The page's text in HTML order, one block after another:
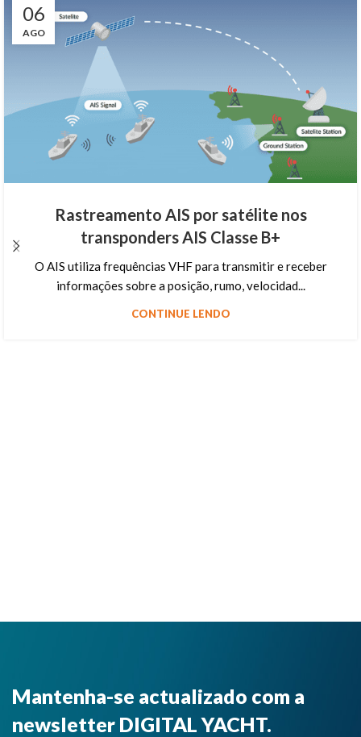
06
AGO
Rastreamento AIS por satélite nos
transponders AIS Classe B+
O AIS utiliza frequências VHF para transmitir e receber
informações sobre a posição, rumo, velocidad...
CONTINUE LENDO
Mantenha-se actualizado com a
newsletter DIGITAL YACHT.